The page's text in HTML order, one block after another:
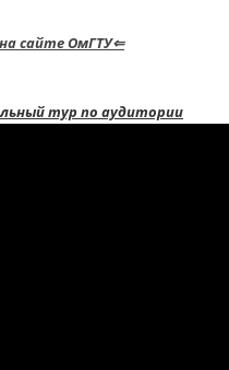
сайте ОмГТУ⇐
тур по аудитории